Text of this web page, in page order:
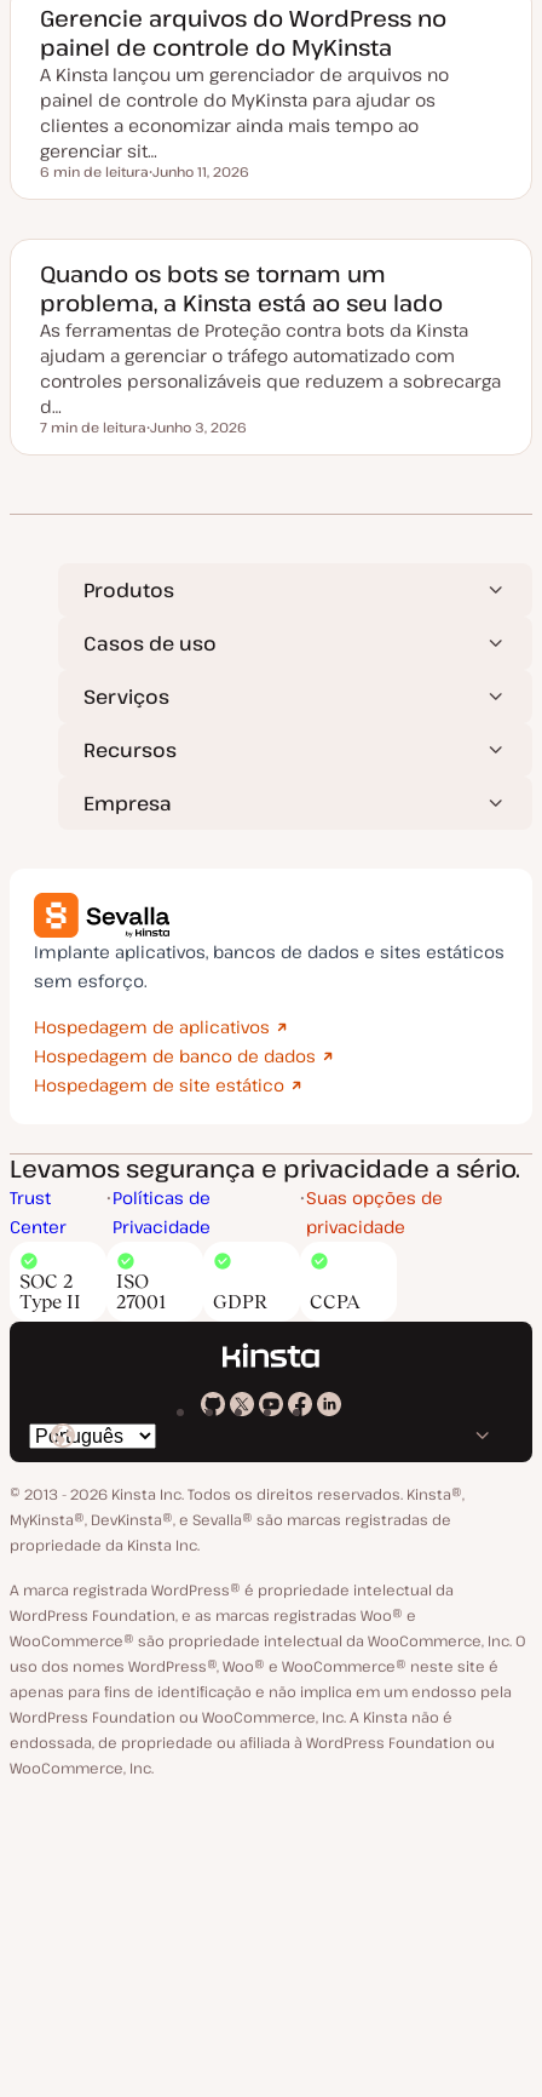
e
a
u
a
i
z
a
ç
ã
Gerencie arquivos do WordPress no
painel de controle do MyKinsta
A Kinsta lançou um gerenciador de arquivos no
painel de controle do MyKinsta para ajudar os
clientes a economizar ainda mais tempo ao
gerenciar sit…
Tempo de leitura
6 min de leitura
a
a
e
a
t
u
a
i
z
a
ã
Junho 11, 2026
Quando os bots se tornam um
problema, a Kinsta está ao seu lado
As ferramentas de Proteção contra bots da Kinsta
ajudam a gerenciar o tráfego automatizado com
controles personalizáveis que reduzem a sobrecarga
d…
Tempo de leitura
7 min de leitura
a
a
l
a
o
Junho 3, 2026
Produtos
Casos de uso
Serviços
Recursos
Empresa
Implante aplicativos, bancos de dados e sites estáticos
sem esforço.
Hospedagem de aplicativos
Hospedagem de banco de dados
Hospedagem de site estático
Levamos segurança e privacidade a sério.
Trust
Center
Políticas de
Privacidade
Suas opções de
privacidade
SOC 2
Type II
ISO
27001
GDPR CCPA
Kinsta
GitHub
Kinsta
X
Kinsta
YouTube
Kinsta
Facebook
Kinsta
LinkedIn
Trocar
o
idioma
© 2013 - 2026 Kinsta Inc. Todos os direitos reservados. Kinsta®‚
MyKinsta®‚ DevKinsta®‚ e Sevalla® são marcas registradas de
propriedade da Kinsta Inc.
A marca registrada WordPress® é propriedade intelectual da
WordPress Foundation, e as marcas registradas Woo® e
WooCommerce® são propriedade intelectual da WooCommerce, Inc. O
uso dos nomes WordPress®, Woo® e WooCommerce® neste site é
apenas para fins de identificação e não implica em um endosso pela
WordPress Foundation ou WooCommerce, Inc. A Kinsta não é
endossada, de propriedade ou afiliada à WordPress Foundation ou
WooCommerce, Inc.